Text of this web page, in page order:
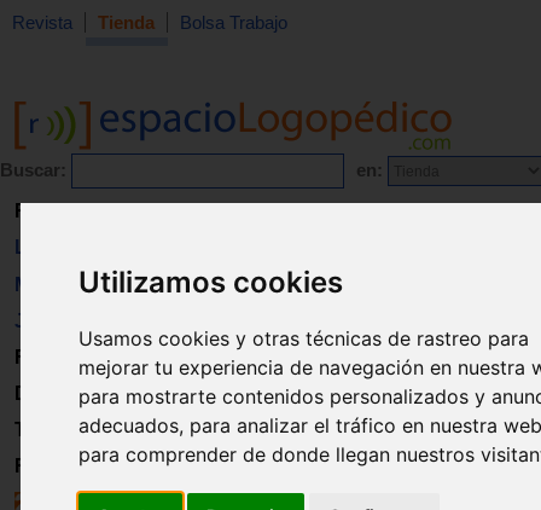
Utilizamos cookies
Usamos cookies y otras técnicas de rastreo para
mejorar tu experiencia de navegación en nuestra
para mostrarte contenidos personalizados y
adecuados, para analizar el tráfico en nuestra
para comprender de donde llegan nuestros
Revista Tienda Bolsa Trabajo
Buscar: en:
Revista
Libros
Material
Juguetes
Formación
Directorio
Trabajo
Registro